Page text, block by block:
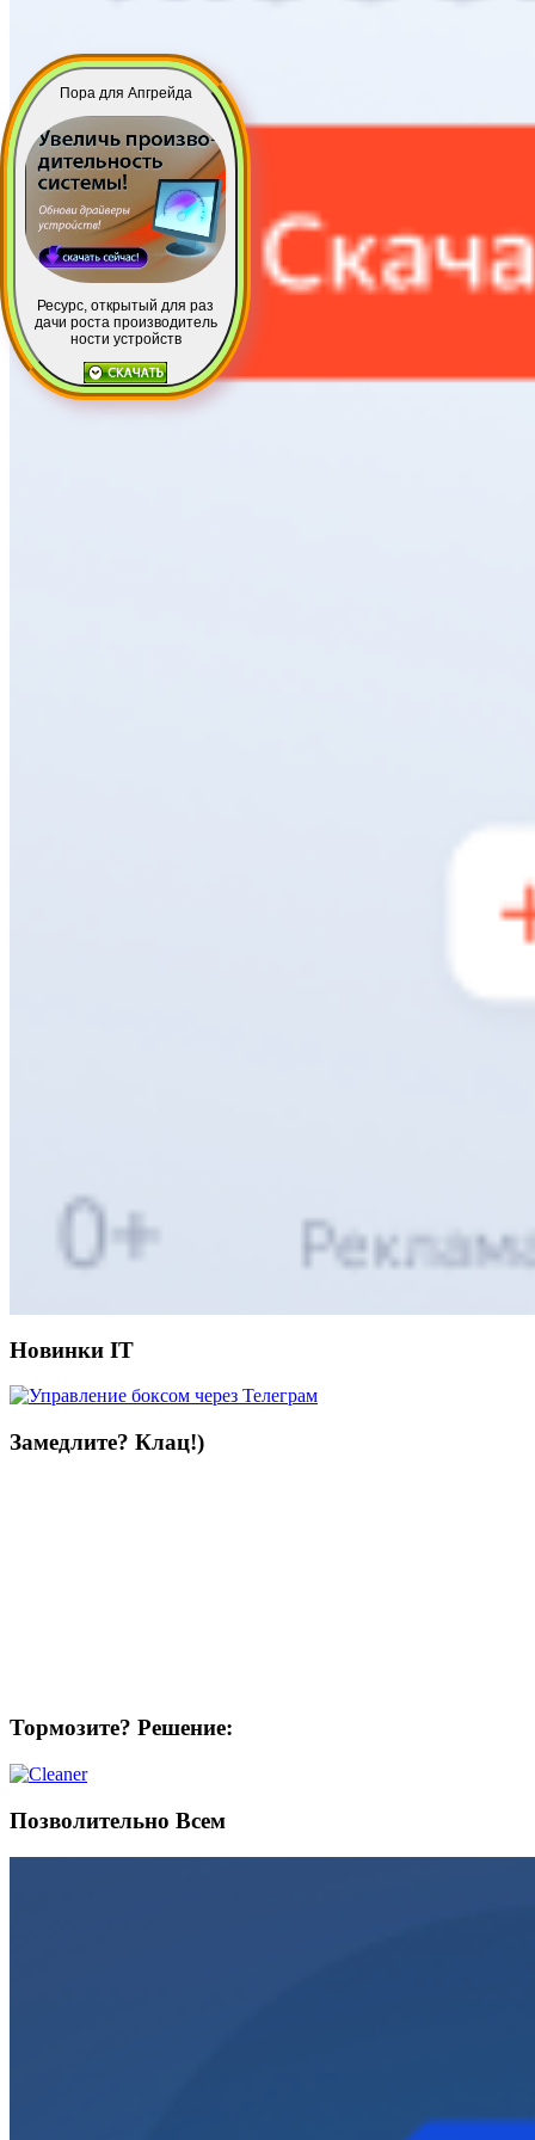
Пора для Апгрейда
Ресурс, открытый для раз
дачи роста производитель
ности устройств
Новинки IT
Замедлите? Клац!)
Тормозите? Решение:
Позволительно Всем